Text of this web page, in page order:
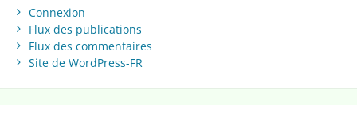
Connexion
Flux des publications
Flux des commentaires
Site de WordPress-FR